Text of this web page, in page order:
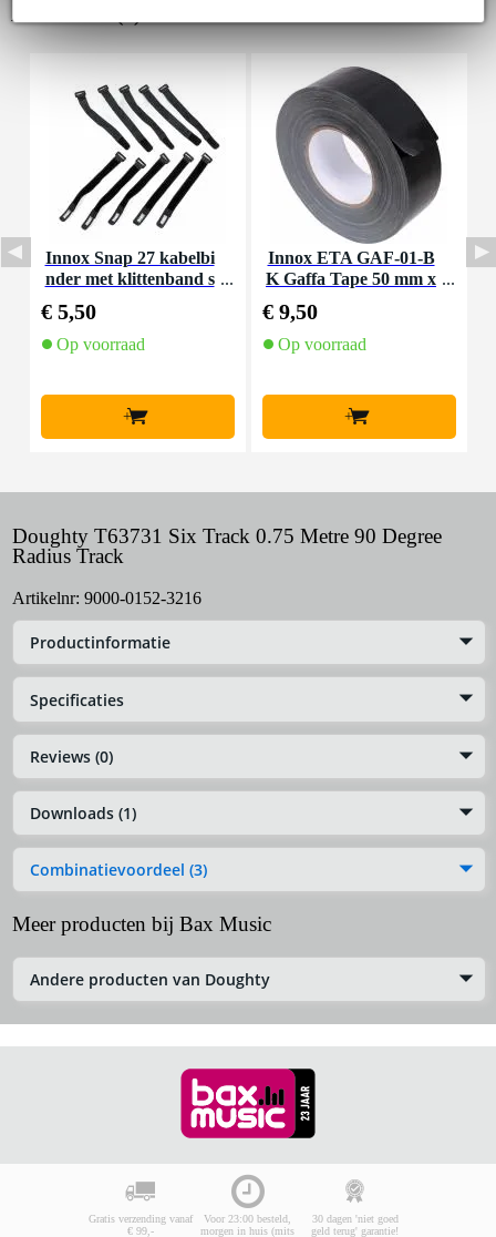
Accessoires (9)
Innox Snap 27 kabelbi
nder met klittenband s
€ 5,50
Op voorraad
+
Innox ETA GAF-01-B
K Gaffa Tape 50 mm x
€ 9,50
Op voorraad
+
Doughty T63731 Six Track 0.75 Metre 90 Degree
Radius Track
Artikelnr: 9000-0152-3216
Productinformatie
Specificaties
Reviews (0)
Downloads (1)
Combinatievoordeel (3)
Meer producten bij Bax Music
Andere producten van Doughty
Gratis verzending vanaf
€ 99,-
Voor 23:00 besteld,
morgen in huis (mits
30 dagen 'niet goed
geld terug' garantie!